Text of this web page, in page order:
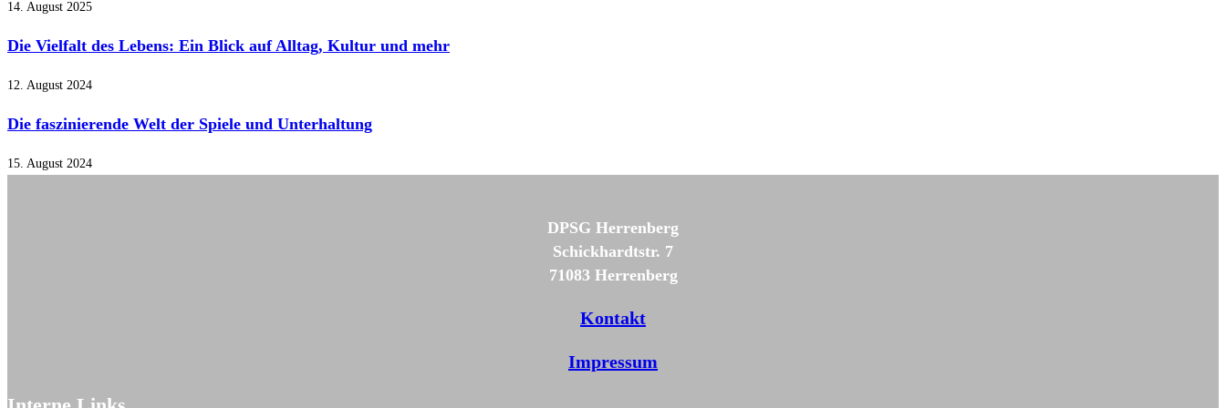
14. August 2025
Die Vielfalt des Lebens: Ein Blick auf Alltag, Kultur und mehr
12. August 2024
Die faszinierende Welt der Spiele und Unterhaltung
15. August 2024
DPSG Herrenberg
Schickhardtstr. 7
71083 Herrenberg
Kontakt
Impressum